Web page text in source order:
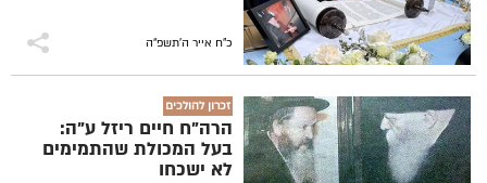
לוין)
כ"ח אייר ה׳תשפ״ה
זכרון להולכים
הרה"ח חיים ריזל ע"ה:
בעל המכולת שהתמימים
לא ישכחו